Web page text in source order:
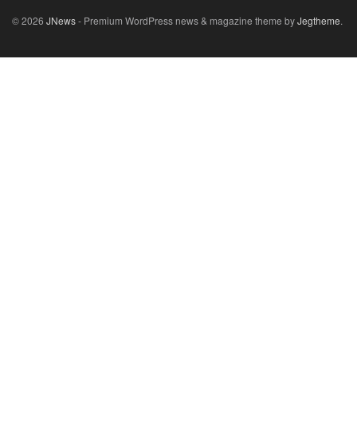
© 2026 JNews- Premium WordPress news & magazine theme byJegtheme.